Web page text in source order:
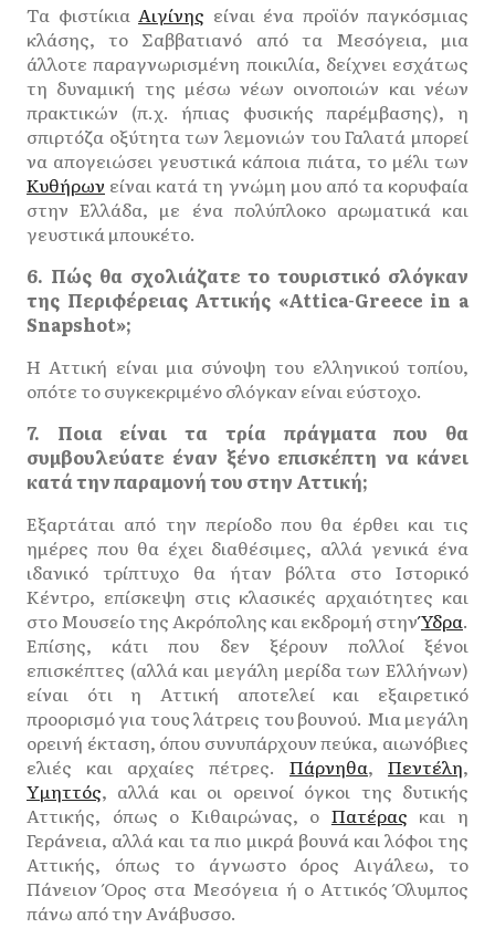
Τα φιστίκια Αιγίνης είναι ένα προϊόν παγκόσμιας
κλάσης, το Σαββατιανό από τα Μεσόγεια, μια
άλλοτε παραγνωρισμένη ποικιλία, δείχνει εσχάτως
τη δυναμική της μέσω νέων οινοποιών και νέων
πρακτικών (π.χ. ήπιας φυσικής παρέμβασης), η
σπιρτόζα οξύτητα των λεμονιών του Γαλατά μπορεί
να απογειώσει γευστικά κάποια πιάτα, το μέλι των
Κυθήρων είναι κατά τη γνώμη μου από τα κορυφαία
στην Ελλάδα, με ένα πολύπλοκο αρωματικά και
γευστικά μπουκέτο.
6. Πώς θα σχολιάζατε το τουριστικό σλόγκαν
της Περιφέρειας Αττικής «Attica-Greece in a
Snapshot»;
Η Αττική είναι μια σύνοψη του ελληνικού τοπίου,
οπότε το συγκεκριμένο σλόγκαν είναι εύστοχο.
7. Ποια είναι τα τρία πράγματα που θα
συμβουλεύατε έναν ξένο επισκέπτη να κάνει
κατά την παραμονή του στην Αττική;
Εξαρτάται από την περίοδο που θα έρθει και τις
ημέρες που θα έχει διαθέσιμες, αλλά γενικά ένα
ιδανικό τρίπτυχο θα ήταν βόλτα στο Ιστορικό
Κέντρο, επίσκεψη στις κλασικές αρχαιότητες και
στο Μουσείο της Ακρόπολης και εκδρομή στηνΎδρα.
Επίσης, κάτι που δεν ξέρουν πολλοί ξένοι
επισκέπτες (αλλά και μεγάλη μερίδα των Ελλήνων)
είναι ότι η Αττική αποτελεί και εξαιρετικό
προορισμό για τους λάτρεις του βουνού. Μια μεγάλη
ορεινή έκταση, όπου συνυπάρχουν πεύκα, αιωνόβιες
ελιές και αρχαίες πέτρες. Πάρνηθα, Πεντέλη,
Υμηττός, αλλά και οι ορεινοί όγκοι της δυτικής
Αττικής, όπως ο Κιθαιρώνας, ο Πατέρας και η
Γεράνεια, αλλά και τα πιο μικρά βουνά και λόφοι της
Αττικής, όπως το άγνωστο όρος Αιγάλεω, το
Πάνειον Όρος στα Μεσόγεια ή ο Αττικός Όλυμπος
πάνω από την Ανάβυσσο.